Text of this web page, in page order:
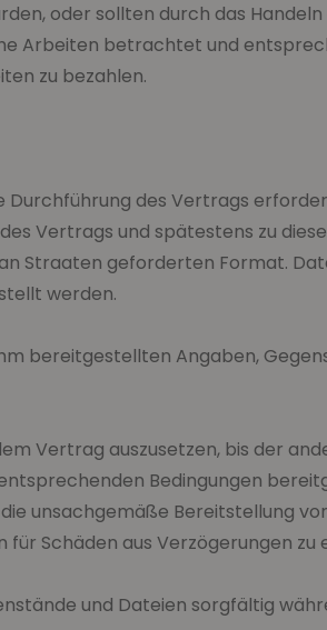
oder sollten durch das
Arbeiten betrachtet und
zu bezahlen.
des Vertrags
Vertrags und spätestens zu
Straaten geforderten Format.
werden.
bereitgestellten Angaben,
Vertrag auszusetzen, bis der
Bedingungen
unsachgemäße Bereitstellung
Schäden aus Verzögerungen zu
und Dateien sorgfältig